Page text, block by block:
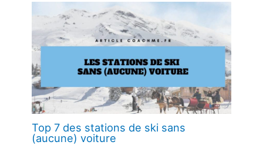
Top 7 des stations de ski sans
(aucune) voiture